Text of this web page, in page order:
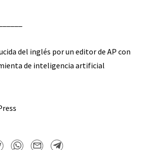
del inglés por un editor de AP con
de inteligencia artificial